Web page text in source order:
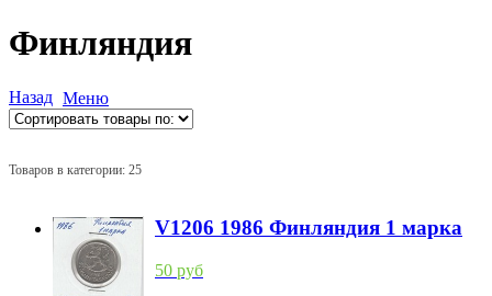
Финляндия
Назад Меню
Товаров в категории: 25
V1206 1986 Финляндия 1 марка
50 руб